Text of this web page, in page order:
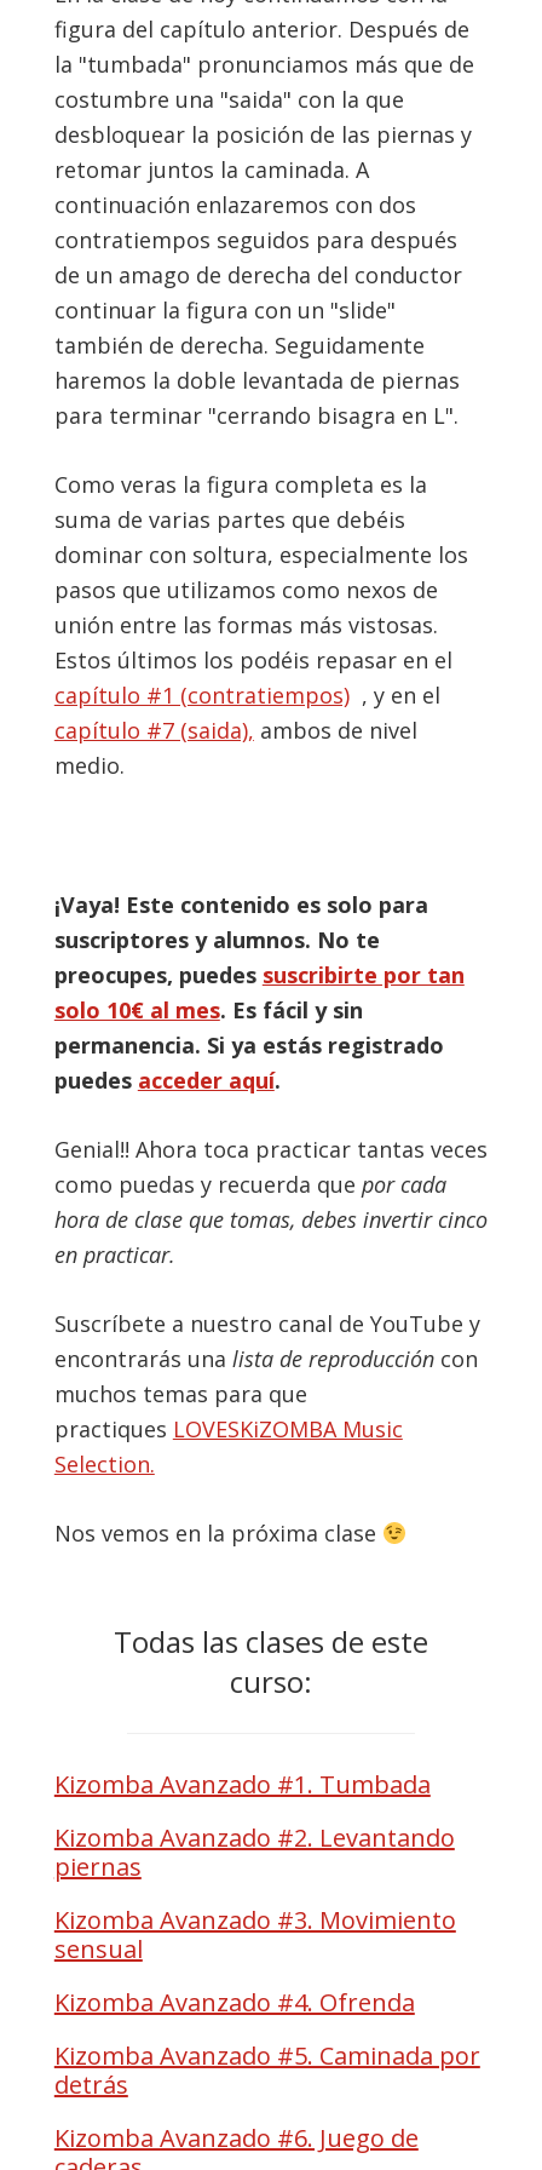
figura del capítulo anterior. Después de
la "tumbada" pronunciamos más que de
costumbre una "saida" con la que
desbloquear la posición de las piernas y
retomar juntos la caminada. A
continuación enlazaremos con dos
contratiempos seguidos para después
de un amago de derecha del conductor
continuar la figura con un "slide"
también de derecha. Seguidamente
haremos la doble levantada de piernas
para terminar "cerrando bisagra en L".
Como veras la figura completa es la
suma de varias partes que debéis
dominar con soltura, especialmente los
pasos que utilizamos como nexos de
unión entre las formas más vistosas.
Estos últimos los podéis repasar en el
capítulo #1 (contratiempos), y en el
capítulo #7 (saida), ambos de nivel
medio.
¡Vaya! Este contenido es solo para
suscriptores y alumnos. No te
preocupes, puedes suscribirte por tan
solo 10€ al mes. Es fácil y sin
permanencia. Si ya estás registrado
puedes acceder aquí.
Genial!! Ahora toca practicar tantas veces
como puedas y recuerda que por cada
hora de clase que tomas, debes invertir cinco
en practicar.
Suscríbete a nuestro canal de YouTube y
encontrarás una lista de reproduccióncon
muchos temas para que
practiques LOVESKiZOMBA Music
Selection.
Nos vemos en la próxima clase
Todas las clases de este
curso:
Kizomba Avanzado #1. Tumbada
Kizomba Avanzado #2. Levantando
piernas
Kizomba Avanzado #3. Movimiento
sensual
Kizomba Avanzado #4. Ofrenda
Kizomba Avanzado #5. Caminada por
detrás
Kizomba Avanzado #6. Juego de